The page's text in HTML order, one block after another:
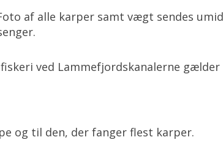
af alle karper samt vægt sendes
ved Lammefjordskanalerne gælder
og til den, der fanger flest karper.